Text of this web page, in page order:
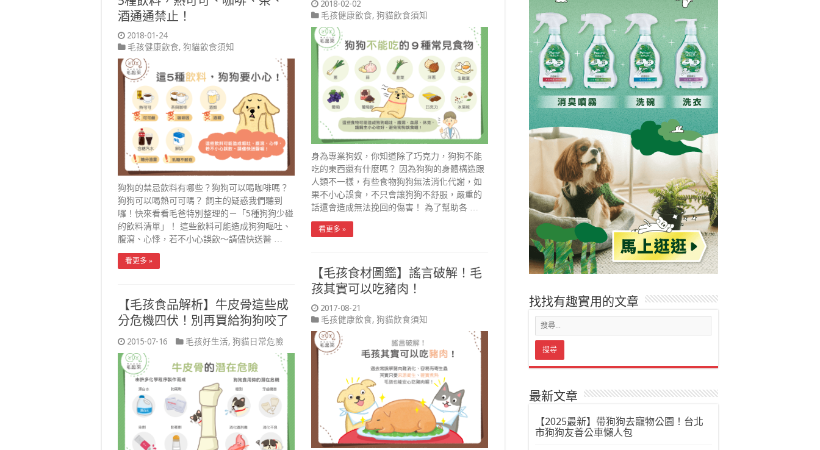
2018-02-02
毛孩健康飲食, 狗貓飲食須知
身為專業狗奴，你知道除了巧克力，狗狗不能
吃的東西還有什麼嗎？ 因為狗狗的身體構造跟
人類不一樣，有些食物狗狗無法消化代謝，如
果不小心誤食，不只會讓狗狗不舒服，嚴重的
話還會造成無法挽回的傷害！ 為了幫助各 …
看更多 »
酒通通禁止！
2018-01-24
毛孩健康飲食, 狗貓飲食須知
狗狗的禁忌飲料有哪些？狗狗可以喝咖啡嗎？
狗狗可以喝熱可可嗎？ 飼主的疑惑我們聽到
囉！快來看看毛爸特別整理的－「5種狗狗少碰
的飲料清單」！ 這些飲料可能造成狗狗嘔吐、
腹瀉、心悸，若不小心誤飲～請儘快送醫 …
看更多 »
【毛孩食材圖鑑】謠言破解！毛
孩其實可以吃豬肉！
2017-08-21
毛孩健康飲食, 狗貓飲食須知
【毛孩食品解析】牛皮骨這些成
分危機四伏！別再買給狗狗咬了
2015-07-16 毛孩好生活, 狗貓日常危險
找找有趣實用的文章
最新文章
【2025最新】帶狗狗去寵物公園！台北
市狗狗友善公車懶人包